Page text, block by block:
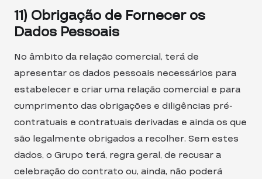
11) Obrigação de Fornecer os
Dados Pessoais
No âmbito da relação comercial, terá de
apresentar os dados pessoais necessários para
estabelecer e criar uma relação comercial e para
cumprimento das obrigações e diligências pré-
contratuais e contratuais derivadas e ainda os que
são legalmente obrigados a recolher. Sem estes
dados, o Grupo terá, regra geral, de recusar a
celebração do contrato ou, ainda, não poderá